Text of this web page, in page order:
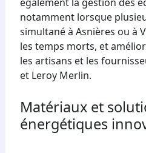
notamment lorsque
simultané à Asnières ou à
les temps morts, et
les artisans et les
et Leroy Merlin.
Matériaux et
énergétiques